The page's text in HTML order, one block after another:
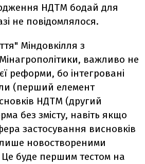
НДТМ бодай для
не повідомлялося.
Міндовкілля з
важливо не
реформи, бо інтегровані
(перший елемент
НДТМ (другий
без змісту, навіть якщо
застосування висновків
новоствореними
Це буде першим тестом на